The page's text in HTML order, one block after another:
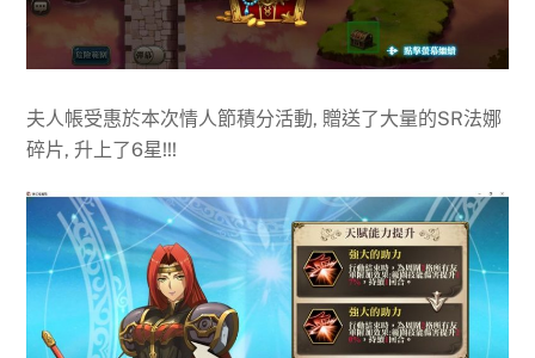
夫人帳受惠於本次情人節積分活動, 贈送了大量的SR法娜
碎片, 升上了6星!!!